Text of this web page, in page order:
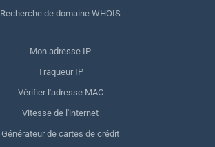
Recherche de domaine WHOIS
Mon adresse IP
Traqueur IP
Vérifier l'adresse MAC
Vitesse de l'internet
Générateur de cartes de crédit